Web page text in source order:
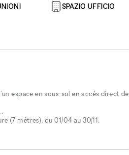
SPAZIO UFFICIO
espace en sous-sol en accès direct de
(7 mètres), du 01/04 au 30/11.